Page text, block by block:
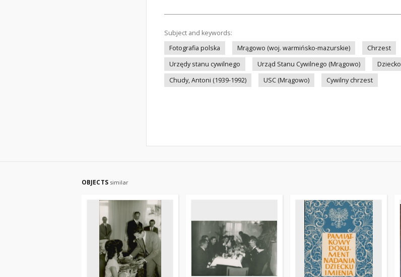
Subject and keywords:
Fotografia polska
Mrągowo (woj. warmińsko-mazurskie) Chrzest
Urzędy stanu cywilnego
Urząd Stanu Cywilnego (Mrągowo) Dziecko
Chudy, Antoni (1939-1992)
USC (Mrągowo) Cywilny chrzest
OBJECTS similar